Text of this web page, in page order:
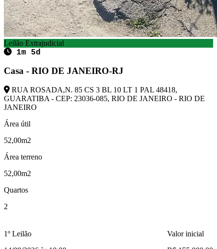
Leilão Extrajudicial
1m 5d
Casa - RIO DE JANEIRO-RJ
RUA ROSADA,N. 85 CS 3 BL 10 LT 1 PAL 48418,
GUARATIBA - CEP: 23036-085, RIO DE JANEIRO - RIO DE
JANEIRO
Área útil
52,00m2
Área terreno
52,00m2
Quartos
2
1º Leilão
Valor inicial